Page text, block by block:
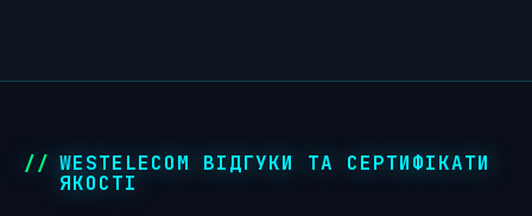
WESTELECOM ВІДГУКИ ТА СЕРТИФІКАТИ
ЯКОСТІ